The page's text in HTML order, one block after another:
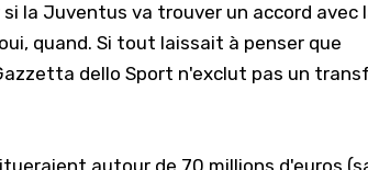
la Juventus va trouver un accord avec
quand. Si tout laissait à penser que
dello Sport n'exclut pas un
autour de 70 millions d'euros